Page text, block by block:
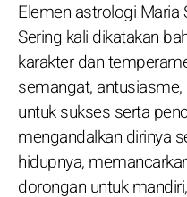
Elemen astrologi Maria
Sering kali dikatakan
karakter dan
semangat,
untuk sukses serta
mengandalkan dirinya
hidupnya,
dorongan untuk